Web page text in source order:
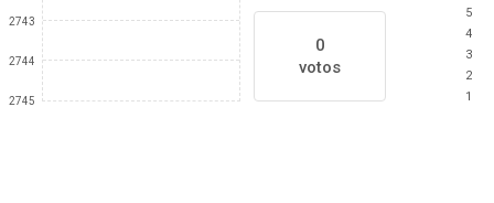
2743
2744
2745
0
votos
5
4
3
2
1